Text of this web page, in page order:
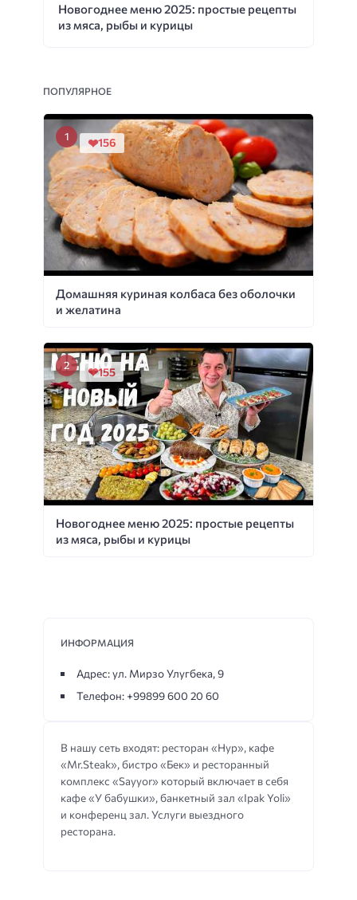
Новогоднее меню 2025: простые рецепты
из мяса, рыбы и курицы
ПОПУЛЯРНОЕ
Домашняя куриная колбаса без оболочки
и желатина
156
Новогоднее меню 2025: простые рецепты
из мяса, рыбы и курицы
155
В нашу сеть входят: ресторан «Нур», кафе
«Mr.Steak», бистро «Бек» и ресторанный
комплекс «Sayyor» который включает в себя
кафе «У бабушки», банкетный зал «Ipak Yoli»
и конференц зал. Услуги выездного
ресторана.
ИНФОРМАЦИЯ
Адрес: ул. Мирзо Улугбека, 9
Телефон: +99899 600 20 60